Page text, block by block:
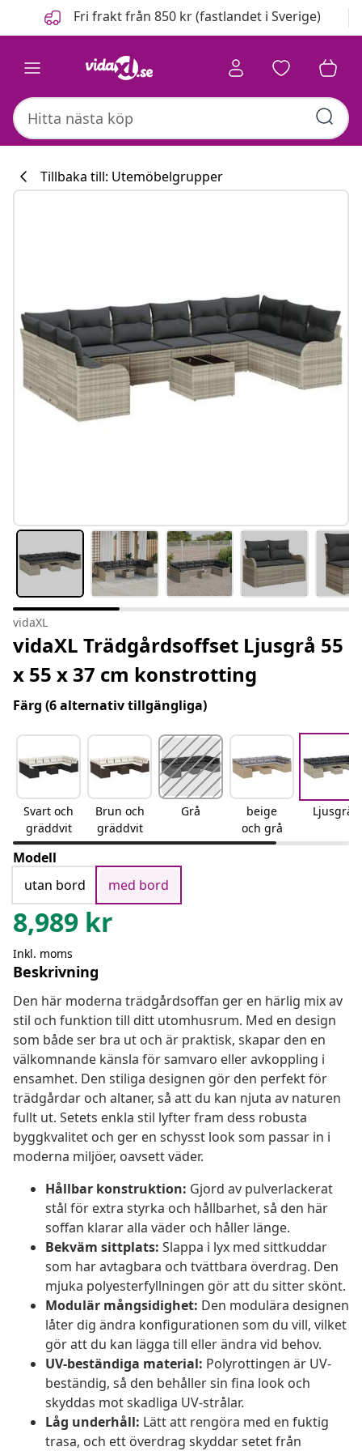
FöregåendeFri frakt från 850 kr (fastlandet i Sverige)
Tillbaka till: Utemöbelgrupper
vidaXL
vidaXL Trädgårdsoffset Ljusgrå 55
x 55 x 37 cm konstrotting
Färg (6 alternativ tillgängliga)
Svart och
gräddvit
Brun och
gräddvit
Grå
beige
och grå
Ljusgrå
Modell
utan bord
med bord
8,989 kr
Inkl. moms
Beskrivning
Den här moderna trädgårdsoffan ger en härlig mix av
stil och funktion till ditt utomhusrum. Med en design
som både ser bra ut och är praktisk, skapar den en
välkomnande känsla för samvaro eller avkoppling i
ensamhet. Den stiliga designen gör den perfekt för
trädgårdar och altaner, så att du kan njuta av naturen
fullt ut. Setets enkla stil lyfter fram dess robusta
byggkvalitet och ger en schysst look som passar in i
moderna miljöer, oavsett väder.
Hållbar konstruktion: Gjord av pulverlackerat
stål för extra styrka och hållbarhet, så den här
soffan klarar alla väder och håller länge.
Bekväm sittplats: Slappa i lyx med sittkuddar
som har avtagbara och tvättbara överdrag. Den
mjuka polyesterfyllningen gör att du sitter skönt.
Modulär mångsidighet: Den modulära designen
låter dig ändra konfigurationen som du vill, vilket
gör att du kan lägga till eller ändra vid behov.
UV-beständiga material: Polyrottingen är UV-
beständig, så den behåller sin fina look och
skyddas mot skadliga UV-strålar.
Låg underhåll: Lätt att rengöra med en fuktig
trasa, och ett överdrag skyddar setet från